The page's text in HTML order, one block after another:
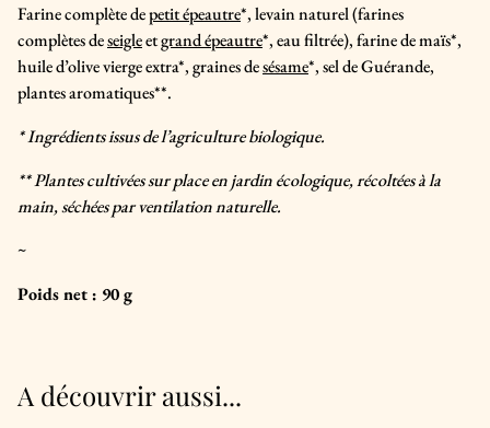
Farine complète depetit épeautre*, levain naturel (farines
complètes deseigleetgrand épeautre*, eau filtrée), farine de maïs*,
huile d’olive vierge extra*, graines desésame*, sel de Guérande,
plantes aromatiques**.
* Ingrédients issus de l’agriculture biologique.
** Plantes cultivées sur place en jardin écologique, récoltées à la
main, séchées par ventilation naturelle.
~
Poids net : 90 g
A découvrir aussi...